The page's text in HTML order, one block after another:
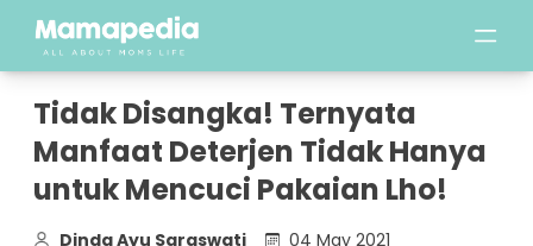
Tidak Disangka! Ternyata
Manfaat Deterjen Tidak Hanya
untuk Mencuci Pakaian Lho!
Dinda Ayu Saraswati 04 May 2021